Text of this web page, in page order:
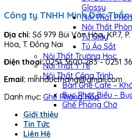
Glossy
Nội Thất
Nội Thất
Tủ Giày
Tủ Áo Sắt
Nội Thất Trường Học
Nội Thất Y Tế
Nội Thất Công Trình
Bàn Ghế Cafe –
Bục Phát Biểu –
Ghế Phòng Chờ
Giới thiệu
Tin Tức
Liên Hệ
Công ty TNHH Minh Đức
Địa chỉ: Số 979 Bùi Văn Hòa, KP.7,
Hòa, T. Đồng Nai
Điện thoại:0251 3600 283 – 0251
Email: minhducthang@gmail.com
Danh mục: Ghế Phòng Họp